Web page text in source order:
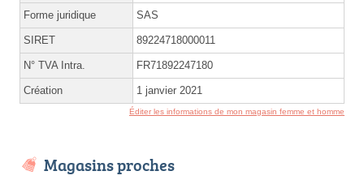
Forme juridique SAS
SIRET 89224718000011
N° TVA Intra. FR71892247180
Création 1 janvier 2021
Éditer les informations de mon magasin femme et homme
Magasins proches